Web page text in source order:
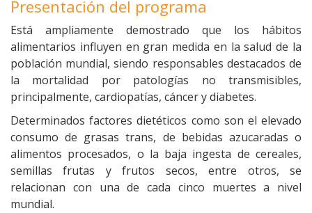
Presentación del programa
Está ampliamente demostrado que los hábitos
alimentarios influyen en gran medida en la salud de la
población mundial, siendo responsables destacados de
la mortalidad por patologías no transmisibles,
principalmente, cardiopatías, cáncer y diabetes.
Determinados factores dietéticos como son el elevado
consumo de grasas trans, de bebidas azucaradas o
alimentos procesados, o la baja ingesta de cereales,
semillas frutas y frutos secos, entre otros, se
relacionan con una de cada cinco muertes a nivel
mundial.